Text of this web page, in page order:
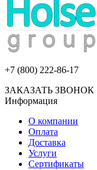
+7 (800) 222-86-17
ЗАКАЗАТЬ ЗВОНОК
Информация
О компании
Оплата
Доставка
Услуги
Сертификаты